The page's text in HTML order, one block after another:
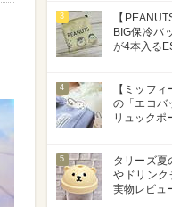
3
【
BIG保冷バ
が4本入る
4
【ミッフ
の「エコバ
リュックポ
5
タリーズ夏
やドリンク
実物レビュ